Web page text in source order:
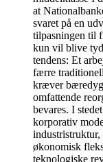
at
svaret på en
tilpasningen til
kun vil blive
tendens: Et
færre
kræver
omfattende
bevares. I
korporativ
økonomisk
teknologiske